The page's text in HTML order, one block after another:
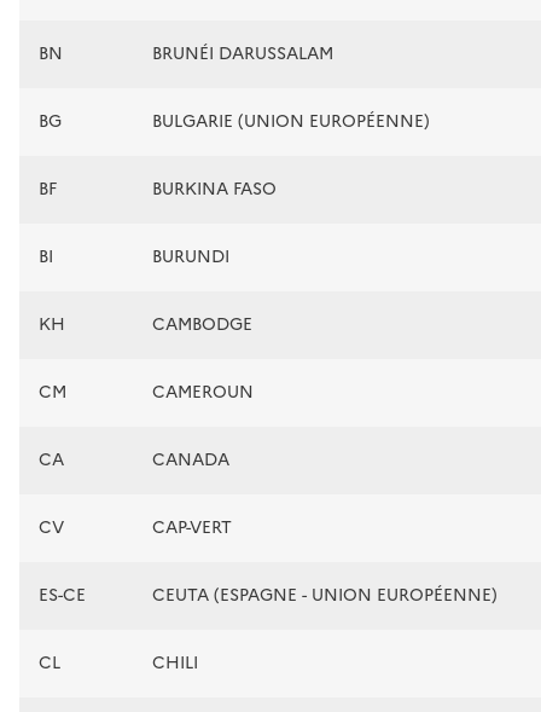
BN BRUNÉI DARUSSALAM
BG BULGARIE (UNION EUROPÉENNE)
BF BURKINA FASO
BI BURUNDI
KH CAMBODGE
CM CAMEROUN
CA CANADA
CV CAP-VERT
ES-CE CEUTA (ESPAGNE - UNION EUROPÉENNE)
CL CHILI